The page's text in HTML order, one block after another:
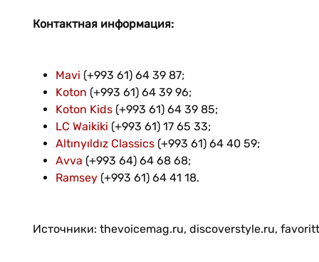
Контактная информация:
Mavi (+993 61) 64 39 87;
Koton (+993 61) 64 39 96;
Koton Kids(+993 61) 64 39 85;
LC Waikiki (+993 61) 17 65 33;
Altınyıldız Classics(+993 61) 64 40 59;
Avva (+993 64) 64 68 68;
Ramsey(+993 61) 64 41 18.
Источники: thevoicemag.ru, discoverstyle.ru,